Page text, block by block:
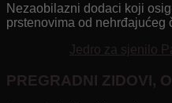
Nezaobilazni dodaci koji
prstenovima od nehrđajućeg
Jedro za sjenilo
PREGRADNI ZIDOVI,